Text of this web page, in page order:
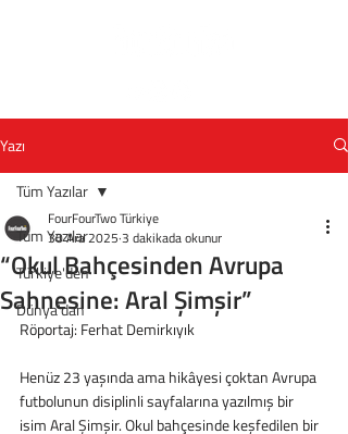
Yazı
Tüm Yazılar
Türkiye'den
Dünya'dan
Tüm Yazılar
“Okul Bahçesinden Avrupa
Sahnesine: Aral Şimşir”
FourFourTwo Türkiye
30 Ara 2025 3 dakikada okunur
Röportaj: Ferhat Demirkıyık
Henüz 23 yaşında ama hikâyesi çoktan Avrupa
futbolunun disiplinli sayfalarına yazılmış bir
isim Aral Şimşir. Okul bahçesinde keşfedilen bir